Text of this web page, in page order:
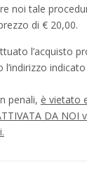
noi tale
di € 20,00.
l’acquisto
l’indirizzo
penali, è vietato
DA